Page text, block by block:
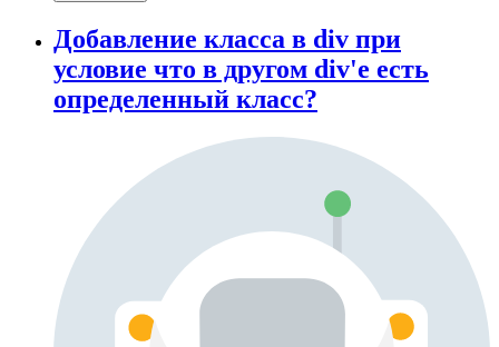
Добавление класса в div при
условие что в другом div'е есть
определенный класc?